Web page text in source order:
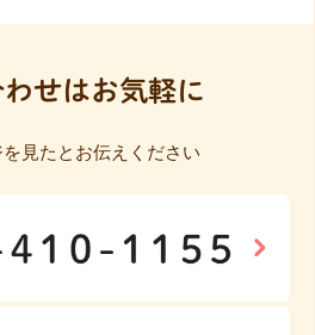
せはお気軽に
見たとお伝えください